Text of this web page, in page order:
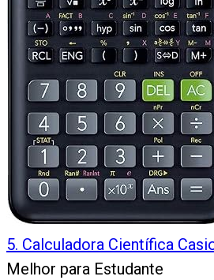
5. Calculadora Científica
Melhor para Estudante